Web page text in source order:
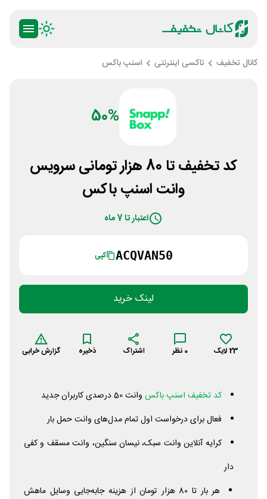
کانال تخفیف تاکسی اینترنتی اسنپ باکس
50%
کد تخفیف تا 80 هزار تومانی سرويس
وانت اسنپ باکس
اعتبار تا 7 ماه
ACQVAN50 کپی
لینک خرید
23 لایک 0 نظر اشتراک ذخیره گزارش خرابی
کد تخفیف اسنپ باکس وانت 50 درصدی کاربران جدید
فعال برای درخواست اول تمام مدل‌های وانت حمل بار
کرایه آنلاین وانت سبک، نیسان سنگین، وانت مسقف و کفی
دار
هر بار تا 80 هزار تومان از هزینه جابه‌جایی وسایل ماهش